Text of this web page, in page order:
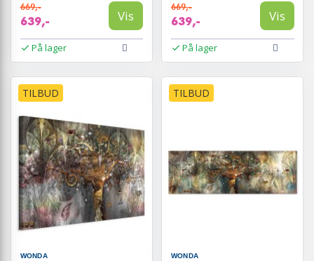
669,-
639,- Vis
På lager
669,-
639,- Vis
På lager
TILBUD
WONDA
TILBUD
WONDA